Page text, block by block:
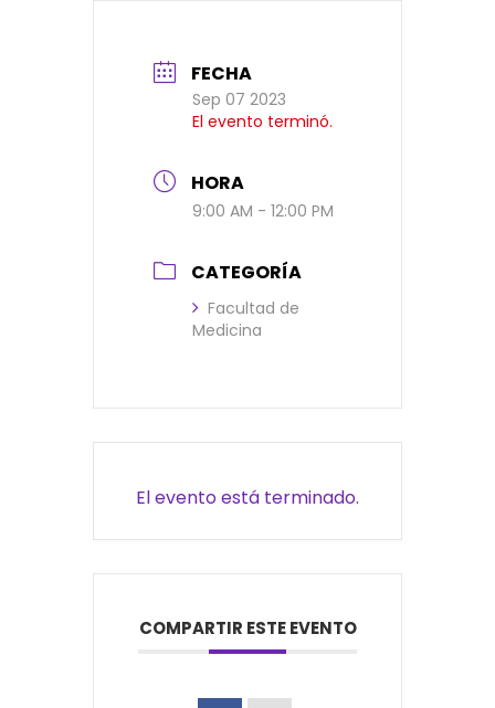
FECHA
Sep 07 2023
El evento terminó.
HORA
9:00 AM - 12:00 PM
CATEGORÍA
Facultad de
Medicina
El evento está terminado.
COMPARTIR ESTE EVENTO